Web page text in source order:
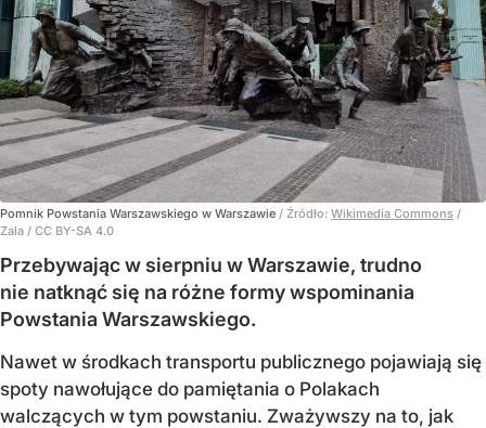
Pomnik Powstania Warszawskiego w Warszawie / Źródło: Wikimedia Commons /
Zala / CC BY-SA 4.0
Przebywając w sierpniu w Warszawie, trudno
nie natknąć się na różne formy wspominania
Powstania Warszawskiego.
Nawet w środkach transportu publicznego pojawiają się
spoty nawołujące do pamiętania o Polakach
walczących w tym powstaniu. Zważywszy na to, jak